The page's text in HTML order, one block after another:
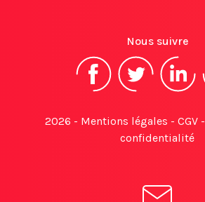
Nous suivre
2026 - Mentions légales - CGV-
confidentialité